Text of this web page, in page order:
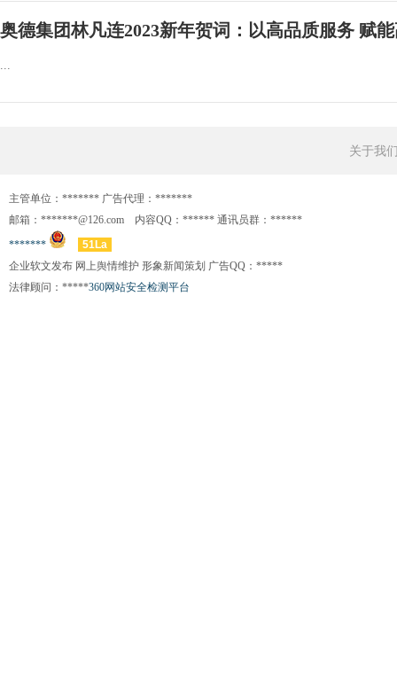
奥德集团林凡连2023新年贺词：以高品质服务 赋
...
关于我
主管单位：******* 广告代理：*******
邮箱：*******@126.com 内容QQ：****** 通讯员群：******
*******
51La
企业软文发布 网上舆情维护 形象新闻策划 广告QQ：*****
法律顾问：*****360网站安全检测平台